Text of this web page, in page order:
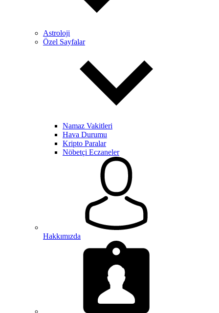
Astroloji
Özel Sayfalar
Namaz Vakitleri
Hava Durumu
Kripto Paralar
Nöbetçi Eczaneler
Hakkımızda